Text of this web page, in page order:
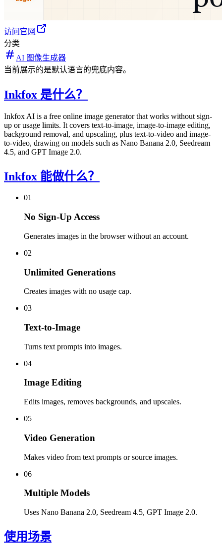
访问官网
分类
AI 图像生成器
当前展示的是默认语言的兜底内容。
Inkfox 是什么？
Inkfox AI is a free online image generator that works without sign-
up or usage limits. It covers text-to-image, image-to-image editing,
background removal, and upscaling, plus text-to-video and image-
to-video, drawing on models such as Nano Banana 2.0, Seedream
4.5, and GPT Image 2.0.
Inkfox 能做什么？
01
No Sign-Up Access
Generates images in the browser without an account.
02
Unlimited Generations
Creates images with no usage cap.
03
Text-to-Image
Turns text prompts into images.
04
Image Editing
Edits images, removes backgrounds, and upscales.
05
Video Generation
Makes video from text prompts or source images.
06
Multiple Models
Uses Nano Banana 2.0, Seedream 4.5, GPT Image 2.0.
使用场景